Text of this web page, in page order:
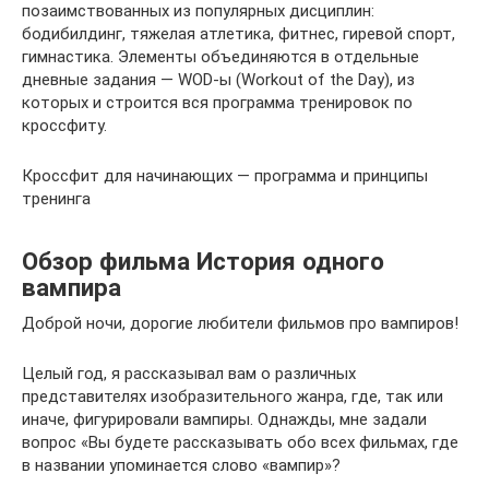
позаимствованных из популярных дисциплин:
бодибилдинг, тяжелая атлетика, фитнес, гиревой спорт,
гимнастика. Элементы объединяются в отдельные
дневные задания — WOD-ы (Workout of the Day), из
которых и строится вся программа тренировок по
кроссфиту.
Кроссфит для начинающих — программа и принципы
тренинга
Обзор фильма История одного
вампира
Доброй ночи, дорогие любители фильмов про вампиров!
Целый год, я рассказывал вам о различных
представителях изобразительного жанра, где, так или
иначе, фигурировали вампиры. Однажды, мне задали
вопрос «Вы будете рассказывать обо всех фильмах, где
в названии упоминается слово «вампир»?